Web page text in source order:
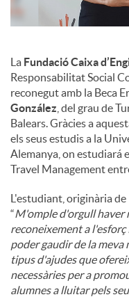
La Fundació Caixa
Responsabilitat Social
reconegut amb la Beca
González , del grau de
Balears. Gràcies a
els seus estudis a la
Alemanya, on estudiará
Travel Management
L'estudiant, originària
“M'omple d'orgull haver
reconeixement a
poder gaudir de la
tipus d'ajudes que
necessàries per a
alumnes a lluitar pels